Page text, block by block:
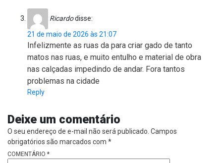
Ricardodisse:
21 de maio de 2026 às 21:07
Infelizmente as ruas da para criar gado de tanto
matos nas ruas, e muito entulho e material de obra
nas calçadas impedindo de andar. Fora tantos
problemas na cidade
Reply
Deixe um comentário
O seu endereço de e-mail não será publicado. Campos
obrigatórios são marcados com *
COMENTÁRIO *